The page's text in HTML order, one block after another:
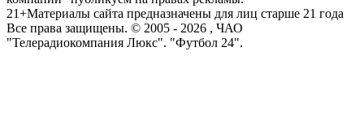
21+Материалы сайта предназначены для лиц старше 21 года
Все права защищены. © 2005 - 2026 , ЧАО
"Телерадиокомпания Люкс". "Футбол 24".